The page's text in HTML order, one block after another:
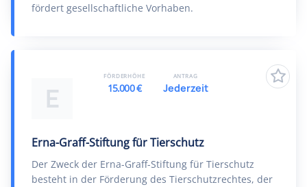
fördert gesellschaftliche Vorhaben.
E
Erna-Graff-Stiftung für Tierschutz
Der Zweck der Erna-Graff-Stiftung für Tierschutz
besteht in der Förderung des Tierschutzrechtes, der
FÖRDERHÖHE
15.000 €
ANTRAG
Jederzeit